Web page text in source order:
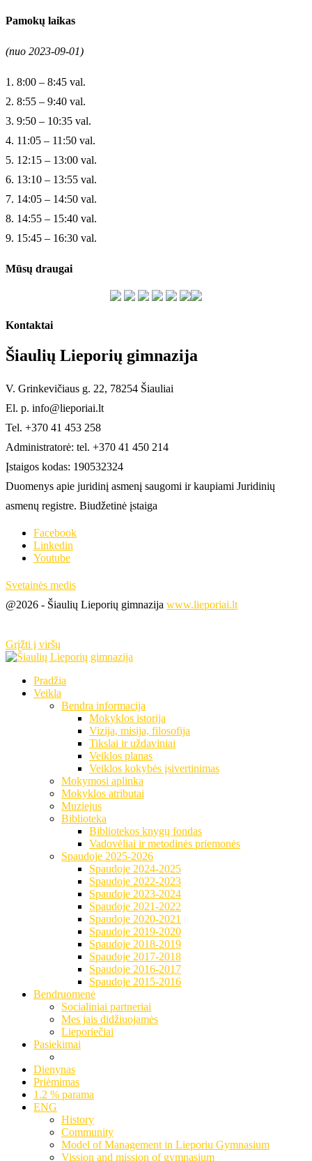
Pamokų laikas
(nuo 2023-09-01)
1. 8:00 – 8:45 val.
2. 8:55 – 9:40 val.
3. 9:50 – 10:35 val.
4. 11:05 – 11:50 val.
5. 12:15 – 13:00 val.
6. 13:10 – 13:55 val.
7. 14:05 – 14:50 val.
8. 14:55 – 15:40 val.
9. 15:45 – 16:30 val.
Mūsų draugai
Kontaktai
Šiaulių Lieporių gimnazija
V. Grinkevičiaus g. 22, 78254 Šiauliai
El. p. info@lieporiai.lt
Tel. +370 41 453 258
Administratorė: tel. +370 41 450 214
Įstaigos kodas: 190532324
Duomenys apie juridinį asmenį saugomi ir kaupiami Juridinių
asmenų registre. Biudžetinė įstaiga
Facebook
Linkedin
Youtube
Svetainės medis
@2026 - Šiaulių Lieporių gimnazija www.lieporiai.lt
Grįžti į viršų
Pradžia
Veikla
Bendra informacija
Mokyklos istorija
Vizija, misija, filosofija
Tikslai ir uždaviniai
Veiklos planas
Veiklos kokybės įsivertinimas
Mokymosi aplinka
Mokyklos atributai
Muziejus
Biblioteka
Bibliotekos knygų fondas
Vadovėliai ir metodinės priemonės
Spaudoje 2025-2026
Spaudoje 2024-2025
Spaudoje 2022-2023
Spaudoje 2023-2024
Spaudoje 2021-2022
Spaudoje 2020-2021
Spaudoje 2019-2020
Spaudoje 2018-2019
Spaudoje 2017-2018
Spaudoje 2016-2017
Spaudoje 2015-2016
Bendruomenė
Socialiniai partneriai
Mes jais didžiuojamės
Lieporiečiai
Pasiekimai
Dienynas
Priėmimas
1.2 % parama
ENG
History
Community
Model of Management in Lieporiu Gymnasium
Vission and mission of gymnasium